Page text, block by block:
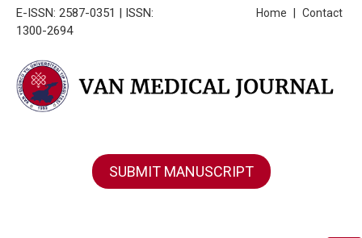
E-ISSN: 2587-0351 | ISSN:
1300-2694
Contact
Home
SUBMIT MANUSCRIPT